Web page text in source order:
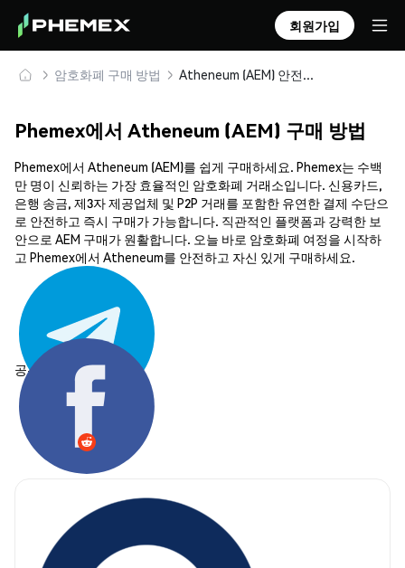
회원가입
암호화폐 구매 방법 Atheneum (AEM) 안전하게 구매 및 보관
Phemex에서 Atheneum (AEM) 구매 방법
Phemex에서 Atheneum (AEM)를 쉽게 구매하세요. Phemex는 수백
만 명이 신뢰하는 가장 효율적인 암호화폐 거래소입니다. 신용카드,
은행 송금, 제3자 제공업체 및 P2P 거래를 포함한 유연한 결제 수단으
로 안전하고 즉시 구매가 가능합니다. 직관적인 플랫폼과 강력한 보
안으로 AEM 구매가 원활합니다. 오늘 바로 암호화폐 여정을 시작하
고 Phemex에서 Atheneum를 안전하고 자신 있게 구매하세요.
공유하기: